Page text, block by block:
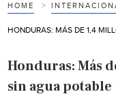
HOME
Honduras: Más
sin agua potable